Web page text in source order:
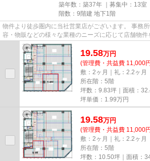
築年数：築37年 ｜募集中： 13室
階数：9階建 地下1階
物件より徒歩圏内に当社営業店がございます。 事務
容・物販などの様々な業種のニーズに応じて店舗物件
尚、弊社ではおとり広告は一切...
19.58万円
(管理費・共益費 11,000
敷：2ヶ月｜礼：2.2ヶ月
所在階：5階
坪数：9.83坪｜面積：
坪単価： 1.99万円
19.58万円
(管理費・共益費 11,000
敷：2ヶ月｜礼：2.2ヶ月
所在階：5階
坪数：10.50坪｜面積：